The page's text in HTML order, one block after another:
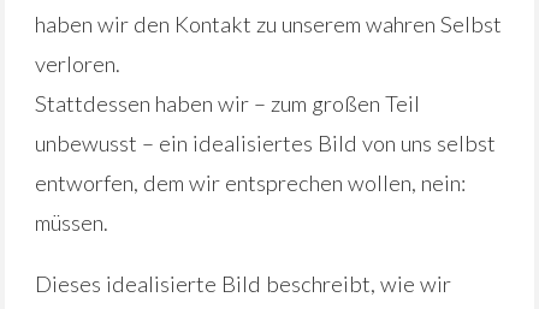
haben wir den Kontakt zu unserem wahren Selbst
verloren.
Stattdessen haben wir – zum großen Teil
unbewusst – ein idealisiertes Bild von uns selbst
entworfen, dem wir entsprechen wollen, nein:
müssen.
Dieses idealisierte Bild beschreibt, wie wir